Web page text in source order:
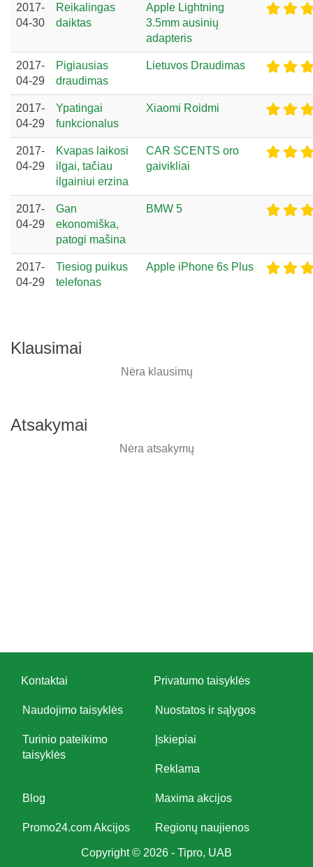
2017-
04-30
Reikalingas
daiktas
Apple Lightning
3.5mm ausinių
adapteris
2017-
04-29
Pigiausias
draudimas
Lietuvos Draudimas
2017-
04-29
Ypatingai
funkcionalus
Xiaomi Roidmi
2017-
04-29
Kvapas laikosi
ilgai, tačiau
ilgainiui erzina
CAR SCENTS oro
gaivikliai
2017-
04-29
Gan
ekonomiška,
patogi mašina
BMW 5
2017-
04-29
Tiesiog puikus
telefonas
Apple iPhone 6s Plus
Klausimai
Nėra klausimų
Atsakymai
Nėra atsakymų
Kontaktai Privatumo taisyklės
Naudojimo taisyklės Nuostatos ir sąlygos
Turinio pateikimo
taisyklės
Įskiepiai
Reklama
Blog Maxima akcijos
Promo24.com Akcijos Regionų naujienos
Copyright © 2026 - Tipro, UAB